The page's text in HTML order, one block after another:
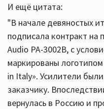
И ещё цитата:
"В начале девяностых
подписала контракт на
Audio PA-3002B, с
маркированы
in Italy». Усилители
заказчику.
вернулась в Россию и